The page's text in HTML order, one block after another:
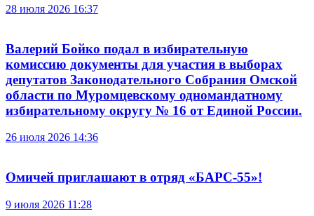
28 июля 2026 16:37
Валерий Бойко подал в избирательную
комиссию документы для участия в выборах
депутатов Законодательного Собрания Омской
области по Муромцевскому одномандатному
избирательному округу № 16 от Единой России.
26 июля 2026 14:36
Омичей приглашают в отряд «БАРС-55»!
9 июля 2026 11:28